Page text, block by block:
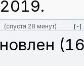
(спустя 28 минут) [-]